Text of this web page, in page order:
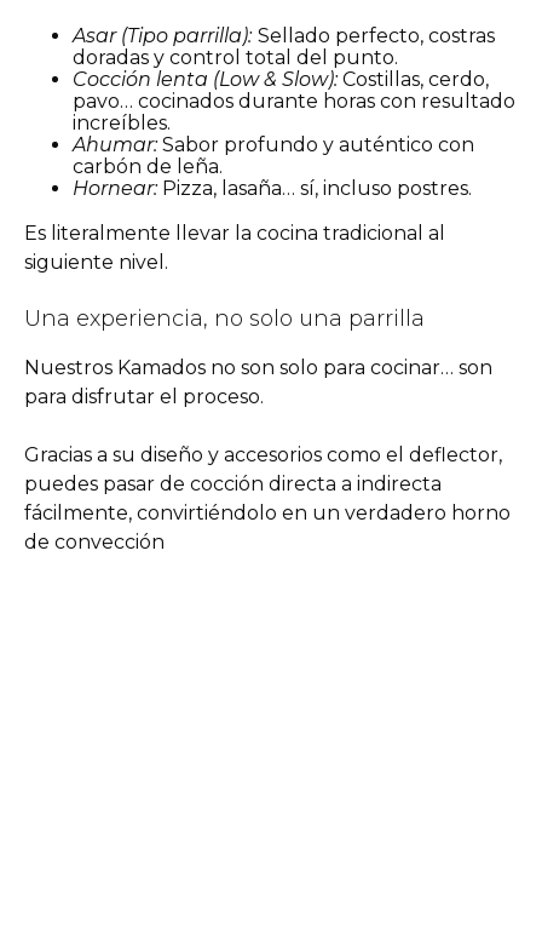
Asar (Tipo parrilla): Sellado perfecto, costras
doradas y control total del punto.
Cocción lenta (Low & Slow):Costillas, cerdo,
pavo… cocinados durante horas con resultado
increíbles.
Ahumar:Sabor profundo y auténtico con
carbón de leña.
Hornear:Pizza, lasaña… sí, incluso postres.
Es literalmente llevar la cocina tradicional al
siguiente nivel.
Una experiencia, no solo una parrilla
Nuestros Kamados no son solo para cocinar… son
para disfrutar el proceso.
Gracias a su diseño y accesorios como el deflector,
puedes pasar de cocción directa a indirecta
fácilmente, convirtiéndolo en un verdadero horno
de convección